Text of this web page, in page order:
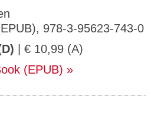
978-3-95623-743-0
| € 10,99 (A)
(EPUB)